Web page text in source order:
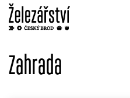
obsah
Zahrada